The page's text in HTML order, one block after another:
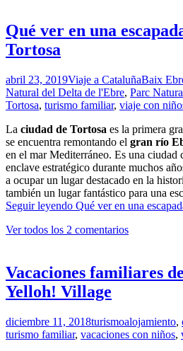
Qué ver en una
Tortosa
abril 23, 2019Viaje a CataluñaBaix
Natural del Delta de l'Ebre, Parc
Tortosa, turismo familiar, viaje con
La ciudad de Tortosa es la primera
se encuentra remontando el gran río
en el mar Mediterráneo. Es una ciudad
enclave estratégico durante muchos
a ocupar un lugar destacado en la
también un lugar fantástico para una
Seguir leyendo Qué ver en una
Ver todos los 2 comentarios
Vacaciones familiares
Yelloh! Village
diciembre 11, 2018turismoalojamiento,
turismo familiar, vacaciones con niños,